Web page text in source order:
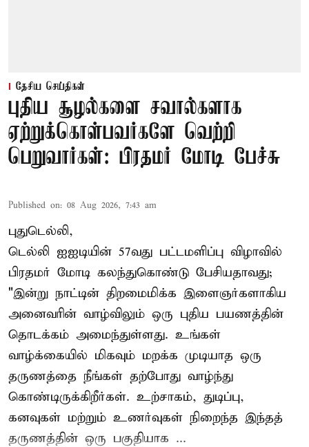
தேசிய செய்திகள்
புதிய சூழல்களை சவால்களாக
ஏற்றுக்கொள்பவர்களே வெற்றி
பெறுவார்கள்: பிரதமர் மோடி பேச்சு
Published on: 08 Aug 2026, 7:43 am
புதுடெல்லி,
டெல்லி ஐஐடியின் 57வது பட்டமளிப்பு விழாவில்
பிரதமர் மோடி கலந்துகொண்டு பேசியதாவது;
"இன்று நாட்டின் திறமைமிக்க இளைஞர்களாகிய
அனைவரின் வாழ்விலும் ஒரு புதிய பயணத்தின்
தொடக்கம் அமைந்துள்ளது. உங்கள்
வாழ்க்கையில் மிகவும் மறக்க முடியாத ஒரு
தருணத்தை நீங்கள் தற்போது வாழ்ந்து
கொண்டிருக்கிறீர்கள். உற்சாகம், துடிப்பு,
கனவுகள் மற்றும் உணர்வுகள் நிறைந்த இந்தத்
தருணத்தின் ஒரு பகுதியாக ...